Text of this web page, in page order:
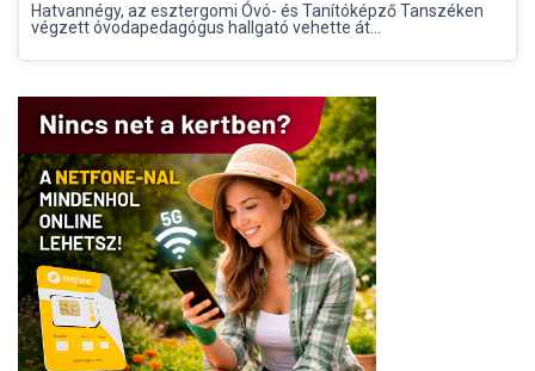
Hatvannégy, az esztergomi Óvó- és Tanítóképző Tanszéken
végzett óvodapedagógus hallgató vehette át...